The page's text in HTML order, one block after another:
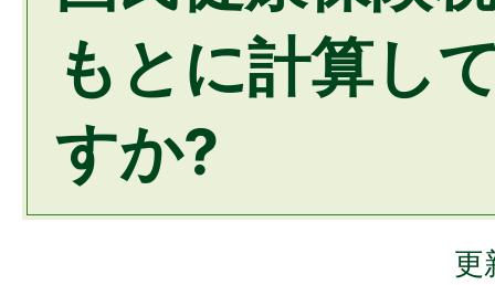
もとに計算し
すか?
更